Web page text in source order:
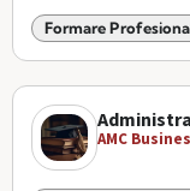
Formare
AMC